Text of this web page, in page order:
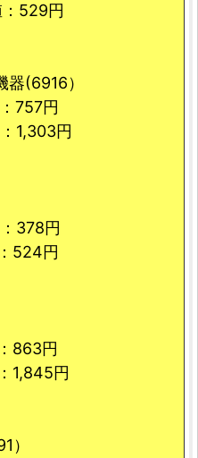
529円
(6916）
757円
1,303円
378円
524円
863円
1,845円
）